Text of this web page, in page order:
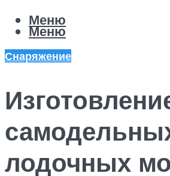
Меню
Меню
Снаряжение
лодочных